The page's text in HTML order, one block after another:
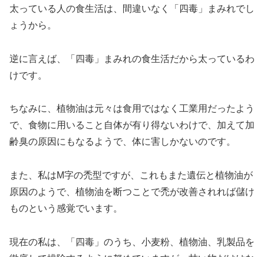
太っている人の食生活は、間違いなく「四毒」まみれでし
ょうから。
逆に言えば、「四毒」まみれの食生活だから太っているわ
けです。
ちなみに、植物油は元々は食用ではなく工業用だったよう
で、食物に用いること自体が有り得ないわけで、加えて加
齢臭の原因にもなるようで、体に害しかないのです。
また、私はM字の禿型ですが、これもまた遺伝と植物油が
原因のようで、植物油を断つことで禿が改善されれば儲け
ものという感覚でいます。
現在の私は、「四毒」のうち、小麦粉、植物油、乳製品を